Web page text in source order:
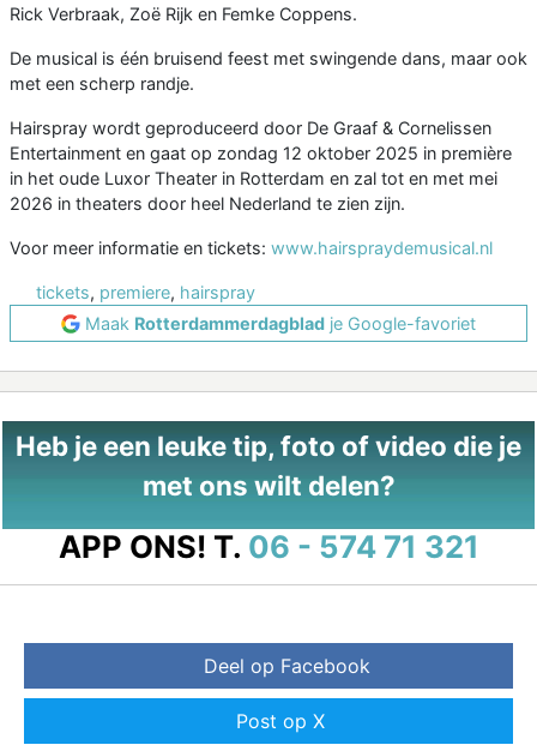
Rick Verbraak, Zoë Rijk en Femke Coppens.
De musical is één bruisend feest met swingende dans, maar ook
met een scherp randje.
Hairspray wordt geproduceerd door De Graaf & Cornelissen
Entertainment en gaat op zondag 12 oktober 2025 in première
in het oude Luxor Theater in Rotterdam en zal tot en met mei
2026 in theaters door heel Nederland te zien zijn.
Voor meer informatie en tickets: www.hairspraydemusical.nl
tickets, premiere, hairspray
Maak Rotterdammerdagblad je Google-favoriet
Heb je een leuke tip, foto of video die je
met ons wilt delen?
APP ONS! T. 06 - 574 71 321
Deel op Facebook
Post op X